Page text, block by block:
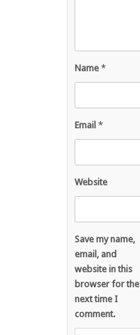
Name *
Email *
Website
Save my name,
email, and
website in this
browser for the
next time I
comment.